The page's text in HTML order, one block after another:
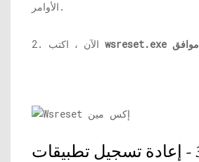
الأوامر.
wsreset.exe موافق
الإصلاح 3 - إعادة تسجيل تطبيقات